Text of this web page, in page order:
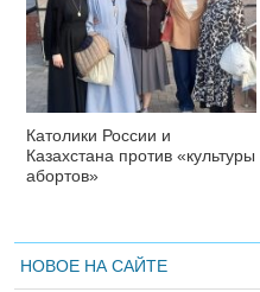
Католики России и
Казахстана против «культуры
абортов»
НОВОЕ НА САЙТЕ